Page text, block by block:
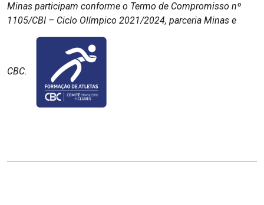
Minas participam conforme o Termo de Compromisso nº
1105/CBI – Ciclo Olímpico 2021/2024, parceria Minas e
CBC.